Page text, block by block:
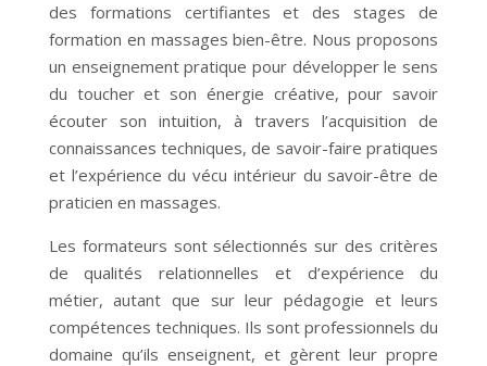
des formations certifiantes et des stages de
formation en massages bien-être. Nous proposons
un enseignement pratique pour développer le sens
du toucher et son énergie créative, pour savoir
écouter son intuition, à travers l’acquisition de
connaissances techniques, de savoir-faire pratiques
et l’expérience du vécu intérieur du savoir-être de
praticien en massages.
Les formateurs sont sélectionnés sur des critères
de qualités relationnelles et d’expérience du
métier, autant que sur leur pédagogie et leurs
compétences techniques. Ils sont professionnels du
domaine qu’ils enseignent, et gèrent leur propre